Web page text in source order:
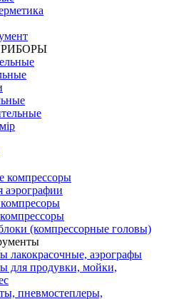
компрессоры
аэрографии
(компрессорные головы)
лакокрасочные, аэрографы
для продувки, мойки,
пневмостеплеры,